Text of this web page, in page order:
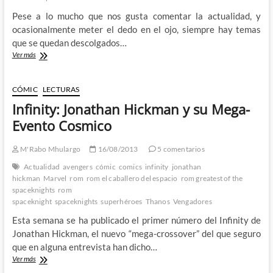
Pese a lo mucho que nos gusta comentar la actualidad, y
ocasionalmente meter el dedo en el ojo, siempre hay temas
que se quedan descolgados…
Ver másLobo
nenaza,
Ultraman
esnifa
kryptonita
y
Chi
cadete
espacial:
Tonterias
de
DC
y
Marvel
CÓMIC LECTURAS
Infinity: Jonathan Hickman y su Mega-
Evento Cosmico
M'Rabo Mhulargo 16/08/2013
5 comentarios
Actualidad avengers cómic comics infinity jonathan
hickman Marvel rom rom el caballero del espacio rom greatest of the
spaceknights rom
spaceknight spaceknights superhéroes Thanos Vengadores
Esta semana se ha publicado el primer número del Infinity de
Jonathan Hickman, el nuevo “mega-crossover” del que seguro
que en alguna entrevista han dicho…
Ver másInfinity: